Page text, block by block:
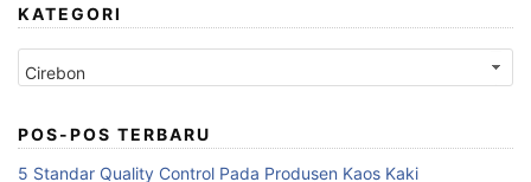
KATEGORI
Kategori
POS-POS TERBARU
5 Standar Quality Control Pada Produsen Kaos Kaki